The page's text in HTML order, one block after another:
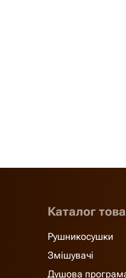
Каталог
Рушникосушки
Змішувачі
Душова